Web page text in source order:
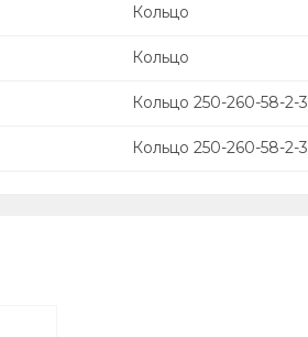
Кольцо
Кольцо
Кольцо 250-260-58-2-3
Кольцо 250-260-58-2-3